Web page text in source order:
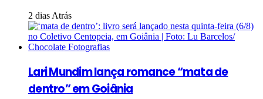
2 dias Atrás
Lari Mundim lança romance “mata de
dentro” em Goiânia